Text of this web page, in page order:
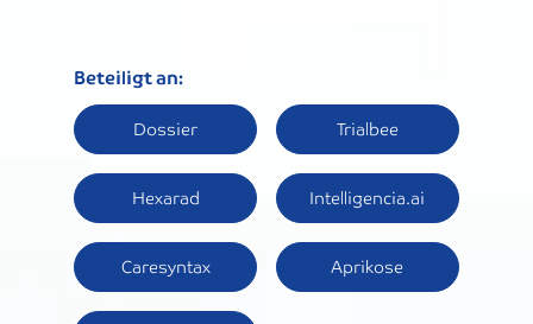
Beteiligt an:
Dossier
Hexarad
Caresyntax
Trialbee
Intelligencia.ai
Aprikose